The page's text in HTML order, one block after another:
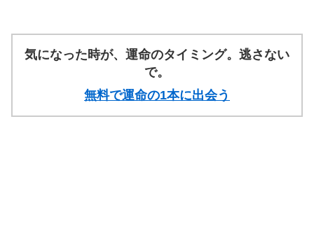
気になった時が、運命のタイミング。逃さない
で。
無料で運命の1本に出会う